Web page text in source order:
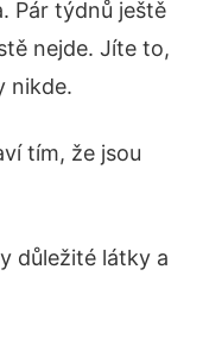
Pár týdnů ještě
nejde. Jíte to,
nikde.
tím, že jsou
důležité látky a